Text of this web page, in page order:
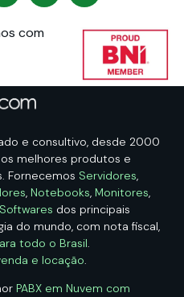
com
e consultivo, desde 2000
melhores produtos e
Fornecemos Servidores,
, Notebooks, Monitores,
Softwares dos principais
do mundo, com nota fiscal,
todo o Brasil.
e locação.
PABX em Nuvem com